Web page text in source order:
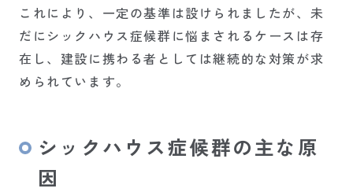
これにより、一定の基準は設けられましたが、未
だにシックハウス症候群に悩まされるケースは存
在し、建設に携わる者としては継続的な対策が求
められています。
シックハウス症候群の主な原
因